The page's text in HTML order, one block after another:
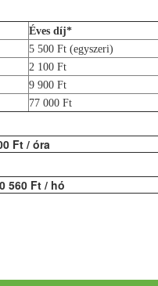
Éves díj*
5 500 Ft (egyszeri)
2 100 Ft
9 900 Ft
77 000 Ft
Ft / óra
560 Ft / hó